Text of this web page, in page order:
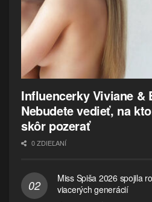
Influencerky Viviane &
Nebudete vedieť, na
skôr pozerať
0 ZDIEĽANÍ
Miss Spiša 2026 spojila
viacerých generácií